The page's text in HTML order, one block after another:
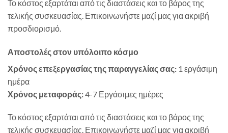
Το κόστος εξαρτάται από τις διαστάσεις και το βάρος της
τελικής συσκευασίας. Επικοινωνήστε μαζί μας για ακριβή
προσδιορισμό.
Αποστολές στον υπόλοιπο κόσμο
Χρόνος επεξεργασίας της παραγγελίας σας: 1 εργάσιμη
ημέρα
Χρόνος μεταφοράς:4-7 Εργάσιμες ημέρες
Το κόστος εξαρτάται από τις διαστάσεις και το βάρος της
τελικής συσκευασίας. Επικοινωνήστε μαζί μας για ακριβή